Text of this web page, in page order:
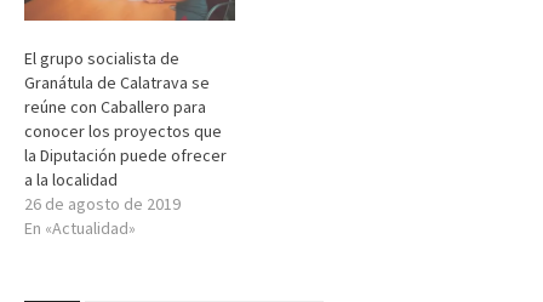
El grupo socialista de
Granátula de Calatrava se
reúne con Caballero para
conocer los proyectos que
la Diputación puede ofrecer
a la localidad
26 de agosto de 2019
En «Actualidad»